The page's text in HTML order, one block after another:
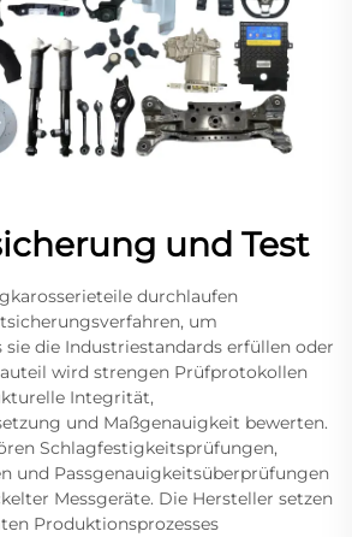
und Test
durchlaufen
um
sie die Industriestandards erfüllen oder
wird strengen Prüfprotokollen
Integrität,
und Maßgenauigkeit bewerten.
Schlagfestigkeitsprüfungen,
und Passgenauigkeitsüberprüfungen
Messgeräte. Die Hersteller setzen
Produktionsprozesses